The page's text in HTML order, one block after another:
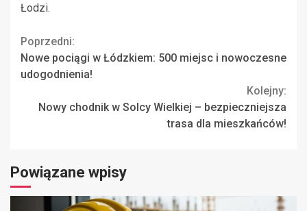
Łodzi.
Continue
Reading
Poprzedni:
Nowe pociągi w Łódzkiem: 500 miejsc i nowoczesne
udogodnienia!
Kolejny:
Nowy chodnik w Solcy Wielkiej – bezpieczniejsza
trasa dla mieszkańców!
Powiązane wpisy